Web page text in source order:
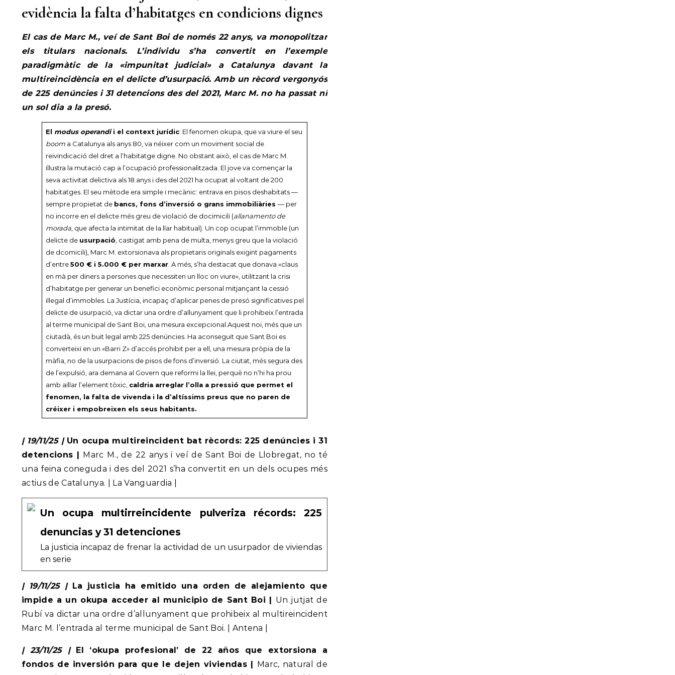
evidència la falta d’habitatges en condicions dignes
El cas de Marc M., veí de Sant Boi de només 22 anys, va monopolitzar
els titulars nacionals. L’individu s’ha convertit en l’exemple
paradigmàtic de la «impunitat judicial» a Catalunya davant la
multireincidència en el delicte d’usurpació. Amb un rècord vergonyós
de 225 denúncies i 31 detencions des del 2021, Marc M. no ha passat ni
un sol dia a la presó.
El modus operandii el context jurídic: El fenomen okupa, que va viure el seu
booma Catalunya als anys 80, va néixer com un moviment social de
reivindicació del dret a l’habitatge digne. No obstant això, el cas de Marc M.
il·lustra la mutació cap a l’ocupació professionalitzada. El jove va començar la
seva activitat delictiva als 18 anys i des del 2021 ha ocupat al voltant de 200
habitatges. El seu mètode era simple i mecànic: entrava en pisos deshabitats —
sempre propietat de bancs, fons d’inversió o grans immobiliàries — per
no incorre en el delicte més greu de violació de docimicili (allanamento de
morada, que afecta la intimitat de la llar habitual). Un cop ocupat l’immoble (un
delicte de usurpació, castigat amb pena de multa, menys greu que la violació
de dcomicili), Marc M. extorsionava als propietaris originals exigint pagaments
d’entre500 € i 5.000 € per marxar. A més, s’ha destacat que donava «claus
en mà per diners a persones que necessiten un lloc on viure», utilitzant la crisi
d’habitatge per generar un benefici econòmic personal mitjançant la cessió
il·legal d’immobles. La Justícia, incapaç d’aplicar penes de presó significatives pel
delicte de usurpació, va dictar una ordre d’allunyament que li prohibeix l’entrada
al terme municipal de Sant Boi, una mesura excepcional.Aquest noi, més que un
ciutadà, és un buit legal amb 225 denúncies. Ha aconseguit que Sant Boi es
converteixi en un «Barri Z» d’accés prohibit per a ell, una mesura pròpia de la
màfia, no de la usurpacions de pisos de fons d’inversió. La ciutat, més segura des
de l’expulsió, ara demana al Govern que reformi la llei, perquè no n’hi ha prou
amb aïllar l’element tòxic, caldria arreglar l’olla a pressió que permet el
fenomen, la falta de vivenda i la d’altíssims preus que no paren de
créixer i empobreixen els seus habitants.
| 19/11/25 |Un ocupa multireincident bat rècords: 225 denúncies i 31
detencions |
Marc M., de 22 anys i veí de Sant Boi de Llobregat, no té
una feina coneguda i des del 2021 s’ha convertit en un dels ocupes més
actius de Catalunya. | La Vanguardia |
Un ocupa multirreincidente pulveriza récords: 225
denuncias y 31 detenciones
La justicia incapaz de frenar la actividad de un usurpador de viviendas
en serie
| 19/11/25 |La justicia ha emitido una orden de alejamiento que
impide a un okupa acceder al municipio de Sant Boi | Un jutjat de
Rubí va dictar una ordre d’allunyament que prohibeix al multireincident
Marc M. l’entrada al terme municipal de Sant Boi. | Antena |
| 23/11/25 |El ‘okupa profesional’ de 22 años que extorsiona a
fondos de inversión para que le dejen viviendas |
Marc, natural de